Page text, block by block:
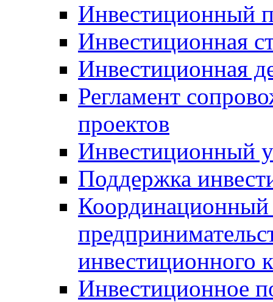
Инвестиционный
Инвестиционная
Инвестиционная
Регламент
проектов
Инвестиционный
Поддержка
Координационный
инвестиционного
Инвестиционное